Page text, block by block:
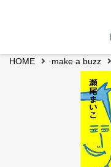
HOME make a buzz